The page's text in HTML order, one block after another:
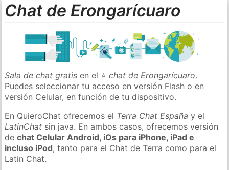
Chat de Erongarícuaro
Sala de chat gratis en el ⭐chat de Erongarícuaro.
Puedes seleccionar tu acceso en versión Flash o en
versión Celular, en función de tu dispositivo.
En QuieroChat ofrecemos el Terra Chat España y el
LatinChat sin java. En ambos casos, ofrecemos versión
dechat Celular Android, iOs para iPhone, iPad e
incluso iPod, tanto para el Chat de Terra como para el
Latin Chat.